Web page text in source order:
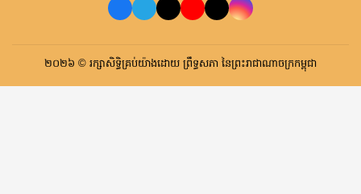
២០២៦ © រក្សាសិទ្ធិគ្រប់យ៉ាងដោយ ព្រឹទ្ធសភា នៃព្រះរាជាណាចក្រកម្ពុជា